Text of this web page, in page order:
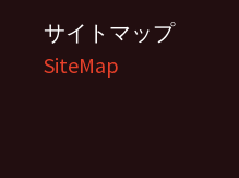
サイトマップ
SiteMap